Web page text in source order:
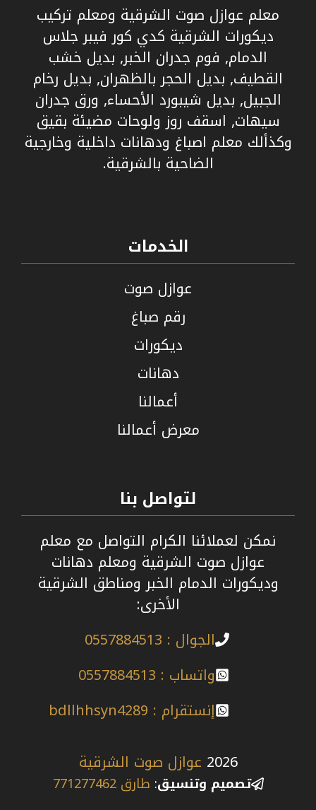
معلم عوازل صوت الشرقية ومعلم تركيب
ديكورات الشرقية كدي كور فيبر جلاس
الدمام, فوم جدران الخبر, بديل خشب
القطيف, بديل الحجر بالظهران, بديل رخام
الجبيل, بديل شيبورد الأحساء, ورق جدران
سيهات, اسقف روز ولوحات مضيئة بقيق
وكذألك معلم اصباغ ودهانات داخلية وخارجية
الضاحية بالشرقية.
الخدمات
عوازل صوت
رقم صباغ
ديكورات
دهانات
أعمالنا
معرض أعمالنا
لتواصل بنا
نمكن لعملائنا الكرام التواصل مع معلم
عوازل صوت الشرقية ومعلم دهانات
وديكورات الدمام الخبر ومناطق الشرقية
الأخرى:
الجوال : 0557884513
واتساب : 0557884513
إنستقرام : bdllhhsyn4289
2026 عوازل صوت الشرقية
تصميم وتنسيق: طارق 771277462